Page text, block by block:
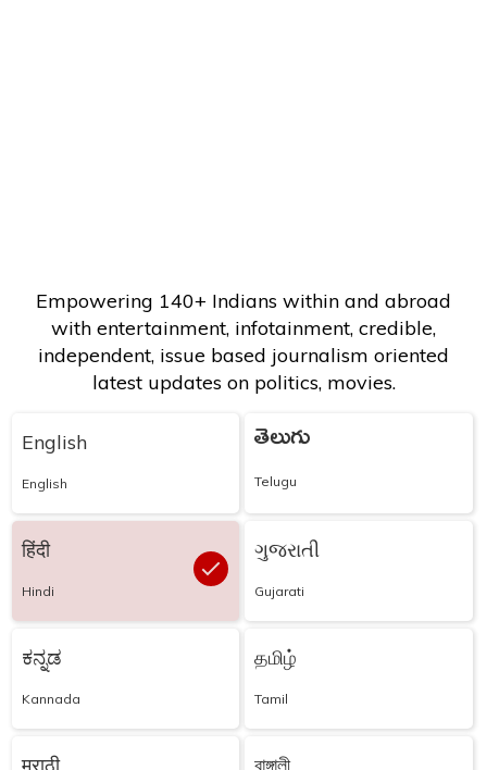
Empowering 140+ Indians within and abroad
with entertainment, infotainment, credible,
independent, issue based journalism oriented
latest updates on politics, movies.
English
English
తెలుగు
Telugu
हिंदी
Hindi
ગુજરાતી
Gujarati
ಕನ್ನಡ
Kannada
தமிழ்
Tamil